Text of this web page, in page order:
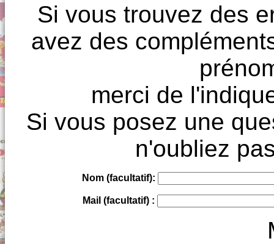
Si vous trouvez des
avez des
merci de
Si vous posez une
n'oubliez
Nom (facultatif):
Mail (facultatif) :